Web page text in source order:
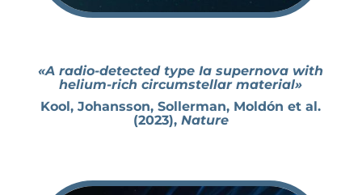
«A radio-detected type Ia supernova with
helium-rich circumstellar material»
Kool, Johansson, Sollerman, Moldón et al.
(2023), Nature